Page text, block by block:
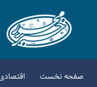
صفحه نخست